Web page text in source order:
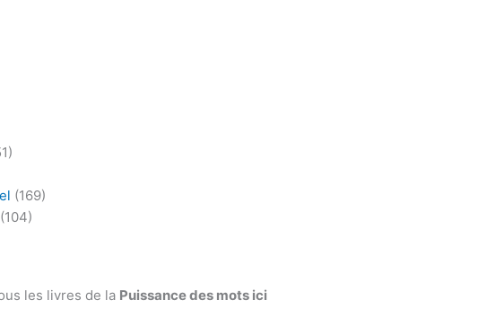
(169)
(104)
les livres de la Puissance des mots ici